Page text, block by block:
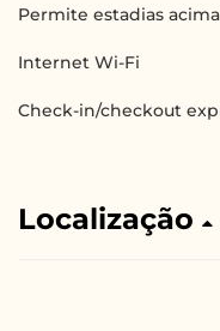
Permite estadias
Internet Wi-Fi
Check-in/checkout
Localização